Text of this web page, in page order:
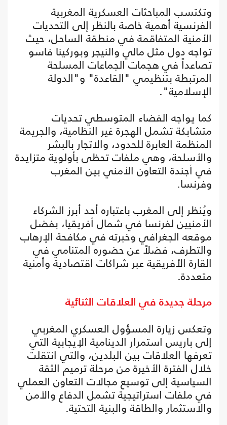
وتكتسب المباحثات العسكرية المغربية
الفرنسية أهمية خاصة بالنظر إلى التحديات
الأمنية المتفاقمة في منطقة الساحل، حيث
تواجه دول مثل مالي والنيجر وبوركينا فاسو
تصاعداً في هجمات الجماعات المسلحة
المرتبطة بتنظيمي "القاعدة" و"الدولة
الإسلامية".
كما يواجه الفضاء المتوسطي تحديات
متشابكة تشمل الهجرة غير النظامية، والجريمة
المنظمة العابرة للحدود، والاتجار بالبشر
والأسلحة، وهي ملفات تحظى بأولوية متزايدة
في أجندة التعاون الأمني بين المغرب
وفرنسا.
ويُنظر إلى المغرب باعتباره أحد أبرز الشركاء
الأمنيين لفرنسا في شمال أفريقيا، بفضل
موقعه الجغرافي وخبرته في مكافحة الإرهاب
والتطرف، فضلاً عن حضوره المتنامي في
القارة الأفريقية عبر شراكات اقتصادية وأمنية
متعددة.
مرحلة جديدة في العلاقات الثنائية
وتعكس زيارة المسؤول العسكري المغربي
إلى باريس استمرار الدينامية الإيجابية التي
تعرفها العلاقات بين البلدين، والتي انتقلت
خلال الفترة الأخيرة من مرحلة ترميم الثقة
السياسية إلى توسيع مجالات التعاون العملي
في ملفات استراتيجية تشمل الدفاع والأمن
والاستثمار والطاقة والبنية التحتية.